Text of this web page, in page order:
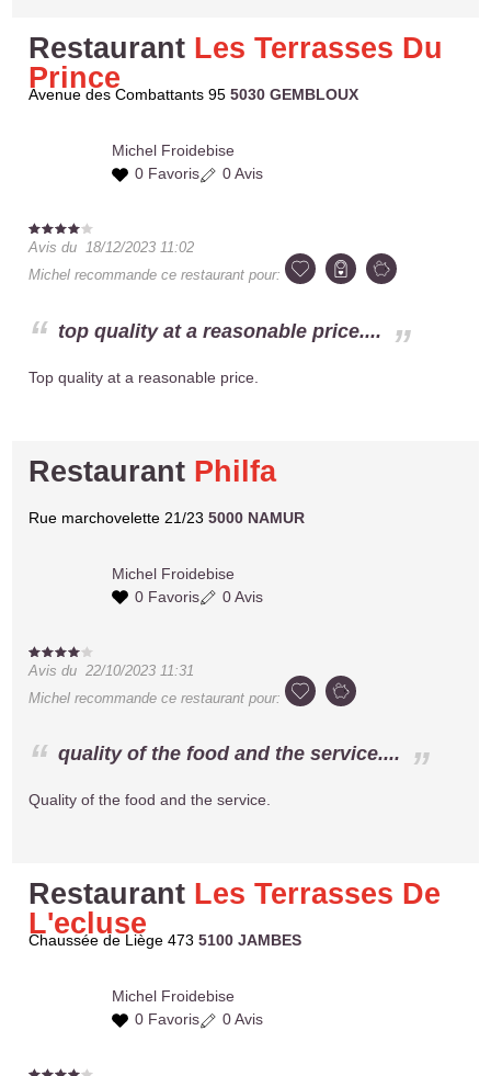
Restaurant Les Terrasses Du
Prince
Avenue des Combattants 955030 GEMBLOUX
Michel Froidebise
0 Favoris
0 Avis
Avis du18/12/2023 11:02
Michel recommande ce restaurant pour:
top quality at a reasonable price....
Top quality at a reasonable price.
Restaurant Philfa
Rue marchovelette 21/235000 NAMUR
Michel Froidebise
0 Favoris
0 Avis
Avis du22/10/2023 11:31
Michel recommande ce restaurant pour:
quality of the food and the service....
Quality of the food and the service.
Restaurant Les Terrasses De
L'ecluse
Chaussée de Liège 4735100 JAMBES
Michel Froidebise
0 Favoris
0 Avis